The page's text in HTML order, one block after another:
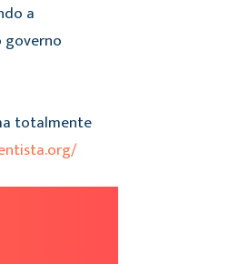
a
governo
totalmente